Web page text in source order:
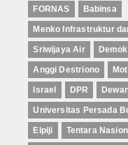
FORNAS Babinsa
Menko Infrastruktur
Sriwijaya Air
Anggi Destriono
Israel DPR
Universitas Persada
Elpiji Tentara